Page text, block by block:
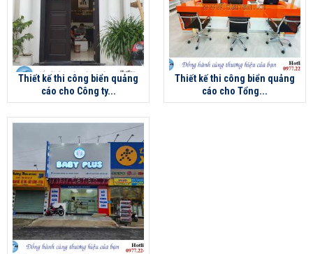
Thiết kế thi công biển quảng
cáo cho Công ty...
Thiết kế thi công biển quảng
cáo cho Tổng...